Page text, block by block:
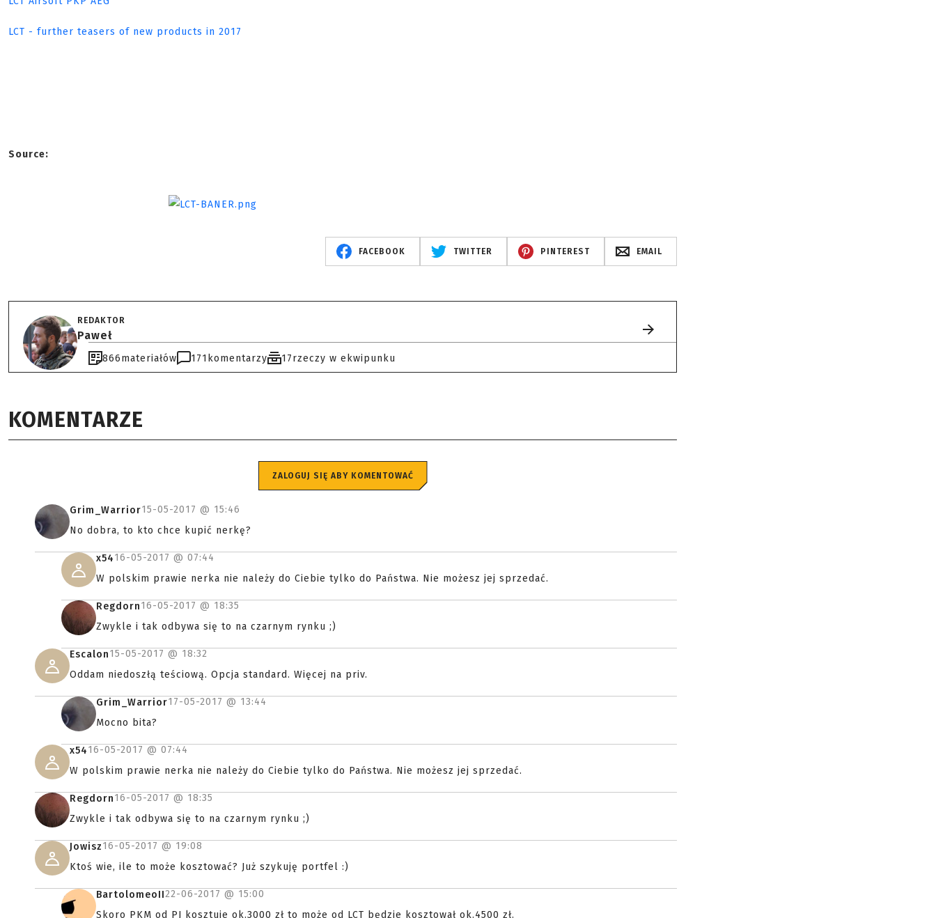
LCT - further teasers of new products in 2017
Source:
FACEBOOK TWITTER PINTEREST EMAIL
REDAKTOR
Paweł
866materiałów 171 komentarzy 17rzeczy w ekwipunku
KOMENTARZE
ZALOGUJ SIĘ ABY KOMENTOWAĆ
Grim_Warrior15-05-2017 @ 15:46
No dobra, to kto chce kupić nerkę?
x5416-05-2017 @ 07:44
W polskim prawie nerka nie należy do Ciebie tylko do Państwa. Nie możesz jej sprzedać.
Regdorn16-05-2017 @ 18:35
Zwykle i tak odbywa się to na czarnym rynku ;)
Escalon15-05-2017 @ 18:32
Oddam niedoszłą teściową. Opcja standard. Więcej na priv.
Grim_Warrior17-05-2017 @ 13:44
Mocno bita?
x5416-05-2017 @ 07:44
W polskim prawie nerka nie należy do Ciebie tylko do Państwa. Nie możesz jej sprzedać.
Regdorn16-05-2017 @ 18:35
Zwykle i tak odbywa się to na czarnym rynku ;)
Jowisz16-05-2017 @ 19:08
Ktoś wie, ile to może kosztować? Już szykuję portfel :)
BartolomeoII22-06-2017 @ 15:00
Skoro PKM od PJ kosztuje ok.3000 zł to może od LCT będzie kosztował ok.4500 zł.